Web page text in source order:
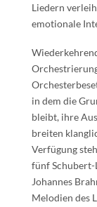
Liedern
emotionale
in dem die
bleibt, ihre
breiten
Verfügung
fünf Schubert-
Johannes
Melodien des